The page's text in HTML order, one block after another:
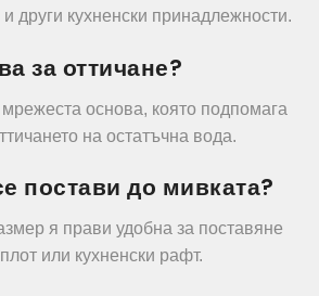
други кухненски принадлежности.
за оттичане?
основа, която подпомага
на остатъчна вода.
постави до мивката?
я прави удобна за поставяне
или кухненски рафт.